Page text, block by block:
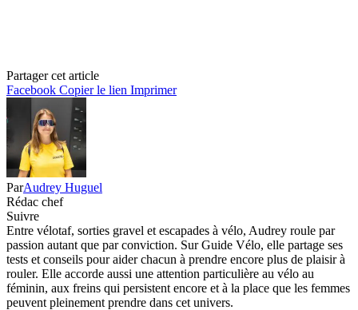
Partager cet article
Facebook Copier le lien Imprimer
ParAudrey Huguel
Rédac chef
Suivre
Entre vélotaf, sorties gravel et escapades à vélo, Audrey roule par
passion autant que par conviction. Sur Guide Vélo, elle partage ses
tests et conseils pour aider chacun à prendre encore plus de plaisir à
rouler. Elle accorde aussi une attention particulière au vélo au
féminin, aux freins qui persistent encore et à la place que les femmes
peuvent pleinement prendre dans cet univers.